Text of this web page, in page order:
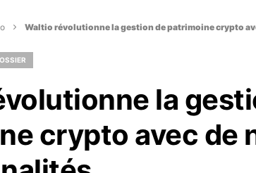
Waltio révolutionne la gestion de patrimoine crypto
la
crypto avec de